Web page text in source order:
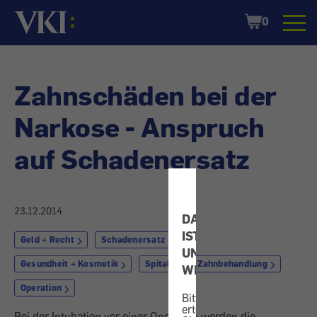
DATENSCHUTZ
IST
UNS
WICHTIG!
Bitte
erteilen
Startseite
Shopping
Cart
0
Zahnschäden bei der
Narkose - Anspruch
auf Schadenersatz
23.12.2014
Geld + Recht Schadenersatz
Gesundheit + Kosmetik Spital Zahnbehandlung
Operation